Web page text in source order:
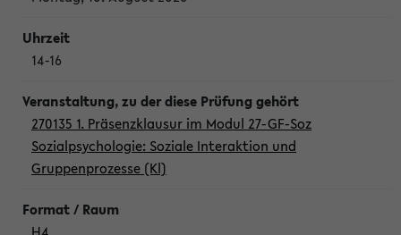
14-16
270135 1. Präsenzklausur im Modul 27-GF-Soz
Sozialpsychologie: Soziale Interaktion und
Gruppenprozesse (Kl)